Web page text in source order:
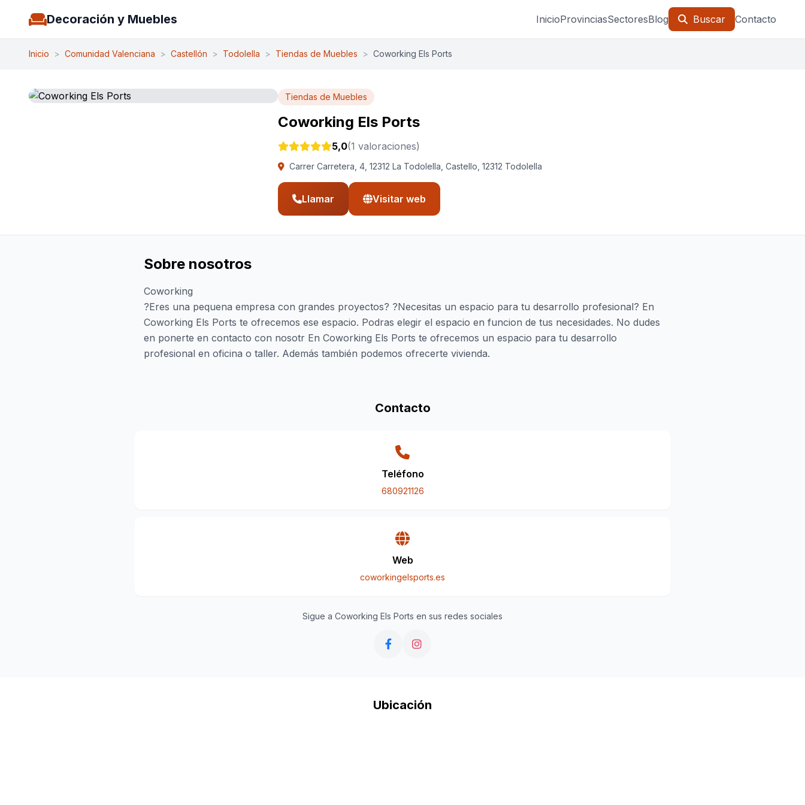
Decoración y Muebles InicioProvinciasSectoresBlog Buscar Contacto
Inicio > Comunidad Valenciana > Castellón > Todolella > Tiendas de Muebles > Coworking Els Ports
Tiendas de Muebles
Coworking Els Ports
5,0(1 valoraciones)
Carrer Carretera, 4, 12312 La Todolella, Castello, 12312 Todolella
Llamar Visitar web
Sobre nosotros
Coworking
?Eres una pequena empresa con grandes proyectos? ?Necesitas un espacio para tu desarrollo profesional? En
Coworking Els Ports te ofrecemos ese espacio. Podras elegir el espacio en funcion de tus necesidades. No dudes
en ponerte en contacto con nosotr En Coworking Els Ports te ofrecemos un espacio para tu desarrollo
profesional en oficina o taller. Además también podemos ofrecerte vivienda.
Contacto
Teléfono
680921126
Web
coworkingelsports.es
Sigue a Coworking Els Ports en sus redes sociales
Ubicación